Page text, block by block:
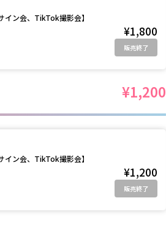
イン会、TikTok撮影会】
¥1,800
販売終了
¥1,200
イン会、TikTok撮影会】
¥1,200
販売終了